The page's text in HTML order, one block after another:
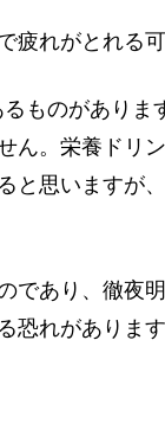
れがとれる
ものがありま
ん。栄養ドリ
と思いますが
であり、徹夜
恐れがあります